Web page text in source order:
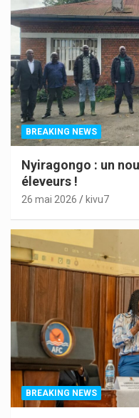
BREAKING NEWS
Nyiragongo : un
éleveurs !
26 mai 2026 kivu7
BREAKING NEWS